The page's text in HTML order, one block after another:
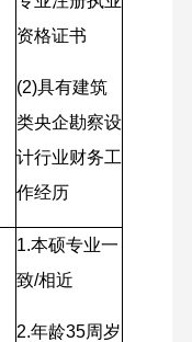
资格证书
(2)具有建筑
类央企勘察设
计行业财务工
作经历
1.本硕专业一
致/相近
2.年龄35周岁